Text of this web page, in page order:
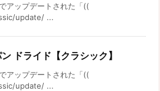
アップデートされた「((
update/ ...
ドライド【クラシック】
アップデートされた「((
update/ ...